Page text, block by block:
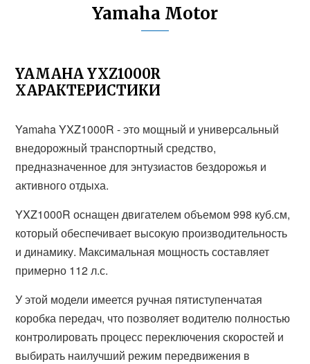
Yamaha Motor
YAMAHA YXZ1000R
ХАРАКТЕРИСТИКИ
Yamaha YXZ1000R - это мощный и универсальный
внедорожный транспортный средство,
предназначенное для энтузиастов бездорожья и
активного отдыха.
YXZ1000R оснащен двигателем объемом 998 куб.см,
который обеспечивает высокую производительность
и динамику. Максимальная мощность составляет
примерно 112 л.с.
У этой модели имеется ручная пятиступенчатая
коробка передач, что позволяет водителю полностью
контролировать процесс переключения скоростей и
выбирать наилучший режим передвижения в